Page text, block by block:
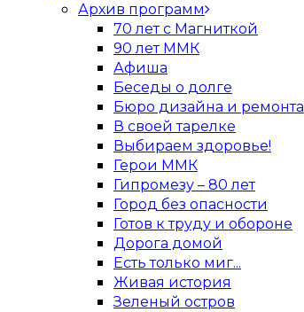
Архив программ
70 лет с Магниткой
90 лет ММК
Афиша
Беседы о долге
Бюро дизайна и ремонта
В своей тарелке
Выбираем здоровье!
Герои ММК
Гипромезу – 80 лет
Город без опасности
Готов к труду и обороне
Дорога домой
Есть только миг...
Живая история
Зеленый остров